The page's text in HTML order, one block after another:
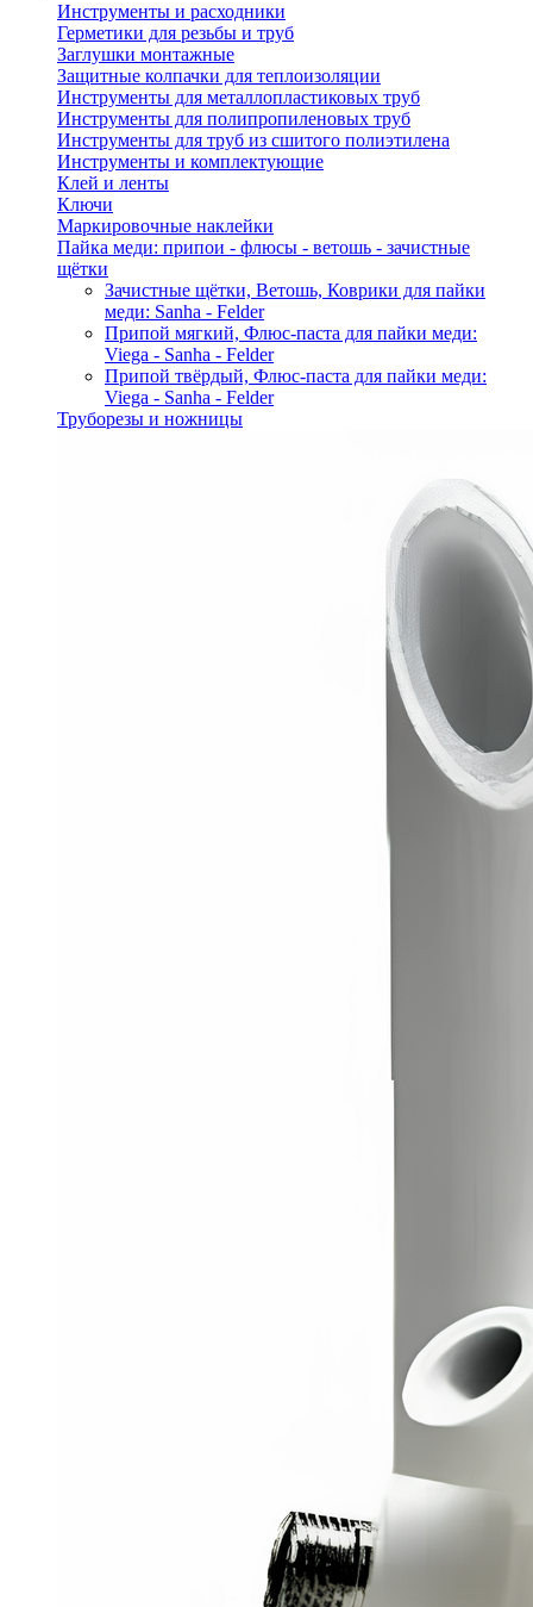
Инструменты и расходники
Герметики для резьбы и труб
Заглушки монтажные
Защитные колпачки для теплоизоляции
Инструменты для металлопластиковых труб
Инструменты для полипропиленовых труб
Инструменты для труб из сшитого полиэтилена
Инструменты и комплектующие
Клей и ленты
Ключи
Маркировочные наклейки
Пайка меди: припои - флюсы - ветошь - зачистные
щётки
Зачистные щётки, Ветошь, Коврики для пайки
меди: Sanha - Felder
Припой мягкий, Флюс-паста для пайки меди:
Viega - Sanha - Felder
Припой твёрдый, Флюс-паста для пайки меди:
Viega - Sanha - Felder
Труборезы и ножницы